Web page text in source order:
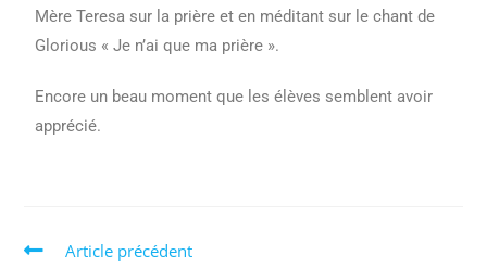
Mère Teresa sur la prière et en méditant sur le chant de
Glorious « Je n’ai que ma prière ».
Encore un beau moment que les élèves semblent avoir
apprécié.
Article précédent